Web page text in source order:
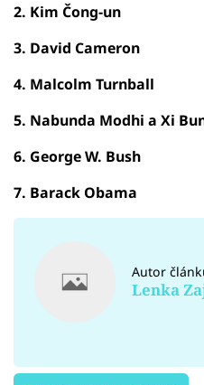
2. Kim Čong-un
3. David Cameron
4. Malcolm Turnball
5. Nabunda Modhi a Xi
6. George W. Bush
7. Barack Obama
Autor
Lenka